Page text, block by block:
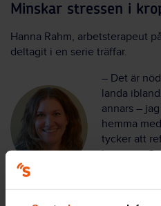
Minskar stressen i
Hanna Rahm, arbetsterapeut
deltagit i en serie träffar.
– Det är
landa
annars –
hemma
tycker att
kroppen.
utan